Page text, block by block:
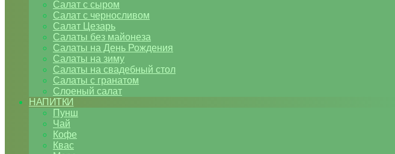
Салат с сыром
Салат с черносливом
Салат Цезарь
Салаты без майонеза
Салаты на День Рождения
Салаты на зиму
Салаты на свадебный стол
Салаты с гранатом
Слоеный салат
НАПИТКИ
Пунш
Чай
Кофе
Квас